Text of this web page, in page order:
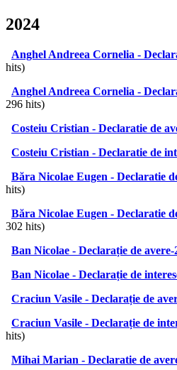
2024
Anghel Andreea Cornelia -
hits)
Anghel Andreea Cornelia -
296 hits)
Costeiu Cristian - Declaratie de
Costeiu Cristian - Declaratie de
Băra Nicolae Eugen - Declaratie
hits)
Băra Nicolae Eugen - Declaratie
302 hits)
Ban Nicolae - Declarație de avere-
Ban Nicolae - Declarație de
Craciun Vasile - Declarație de
Craciun Vasile - Declarație de
hits)
Mihai Marian - Declaratie de